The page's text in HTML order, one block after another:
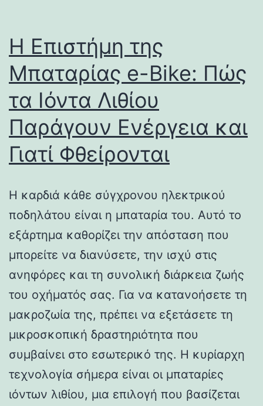
Η Επιστήμη της
Μπαταρίας e-Bike: Πώς
τα Ιόντα Λιθίου
Παράγουν Ενέργεια και
Γιατί Φθείρονται
Η καρδιά κάθε σύγχρονου ηλεκτρικού
ποδηλάτου είναι η μπαταρία του. Αυτό το
εξάρτημα καθορίζει την απόσταση που
μπορείτε να διανύσετε, την ισχύ στις
ανηφόρες και τη συνολική διάρκεια ζωής
του οχήματός σας. Για να κατανοήσετε τη
μακροζωία της, πρέπει να εξετάσετε τη
μικροσκοπική δραστηριότητα που
συμβαίνει στο εσωτερικό της. Η κυρίαρχη
τεχνολογία σήμερα είναι οι μπαταρίες
ιόντων λιθίου, μια επιλογή που βασίζεται